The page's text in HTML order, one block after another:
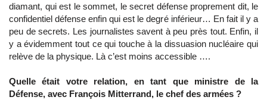
diamant, qui est le sommet, le secret défense proprement dit, le
confidentiel défense enfin qui est le degré inférieur… En fait il y a
peu de secrets. Les journalistes savent à peu près tout. Enfin, il
y a évidemment tout ce qui touche à la dissuasion nucléaire qui
relève de la physique. Là c’est moins accessible ….
Quelle était votre relation, en tant que ministre de la
Défense, avec François Mitterrand, le chef des armées ?